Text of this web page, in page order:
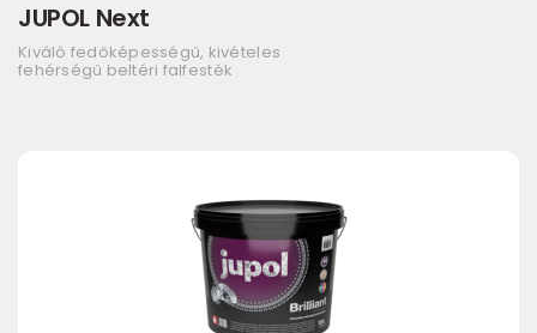
JUPOL Next
Kiváló fedőképességű, kivételes
fehérségű beltéri falfesték